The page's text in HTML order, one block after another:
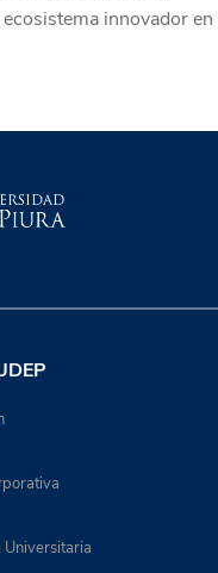
innovador en
Universitaria